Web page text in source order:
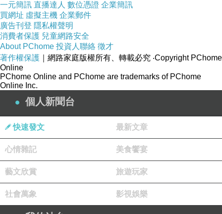
2022-04-11 18:45:15
親愛的台長︰
恭喜您！此篇文章極為優質，獲選為本日哈燒
文章，將會出現在新聞台首頁哈燒文章區塊輪播。
請您繼續保持每日撰寫文章的好習慣，期待您提供
讀者更多精采的內容，加油！
2022-04-10 13:07:50
太棒了 恭喜 來到 Land of the Free
好厲害啊
一元簡訊 直播達人 數位憑證 企業簡訊
買網址 虛擬主機 企業郵件
廣告刊登 隱私權聲明
消費者保護 兒童網路安全
About PChome 投資人聯絡 徵才
著作權保護 ｜網路家庭版權所有、轉載必究 ‧Copyright PChome
Online
PChome Online and PChome are trademarks of PChome
Online Inc.
個人新聞台
快速發文 最新文章
心情雜記 美食饗宴
藝文欣賞 旅遊玩家
社會萬象 影視娛樂